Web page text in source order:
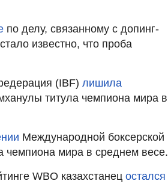
по делу, связанному с допинг-
известно, что проба
(IBF) лишила
титула чемпиона мира в
Международной боксерской
чемпиона мира в среднем весе.
WBO казахстанец остался